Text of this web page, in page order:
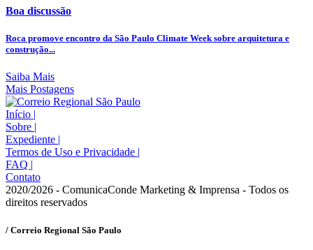
Boa discussão
Roca promove encontro da São Paulo Climate Week sobre arquitetura e
construção...
Saiba Mais
Mais Postagens
Início
Sobre
Expediente
Termos de Uso e Privacidade
FAQ
Contato
2020/2026 - ComunicaConde Marketing & Imprensa - Todos os
direitos reservados
/ Correio Regional São Paulo